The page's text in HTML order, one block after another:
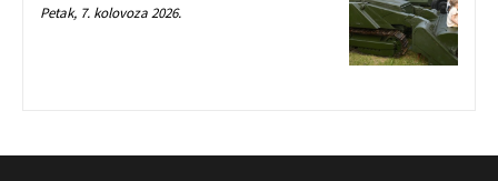
Petak, 7. kolovoza 2026.